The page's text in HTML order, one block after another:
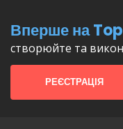
Вперше на
створюйте та
РЕЄСТРАЦІЯ